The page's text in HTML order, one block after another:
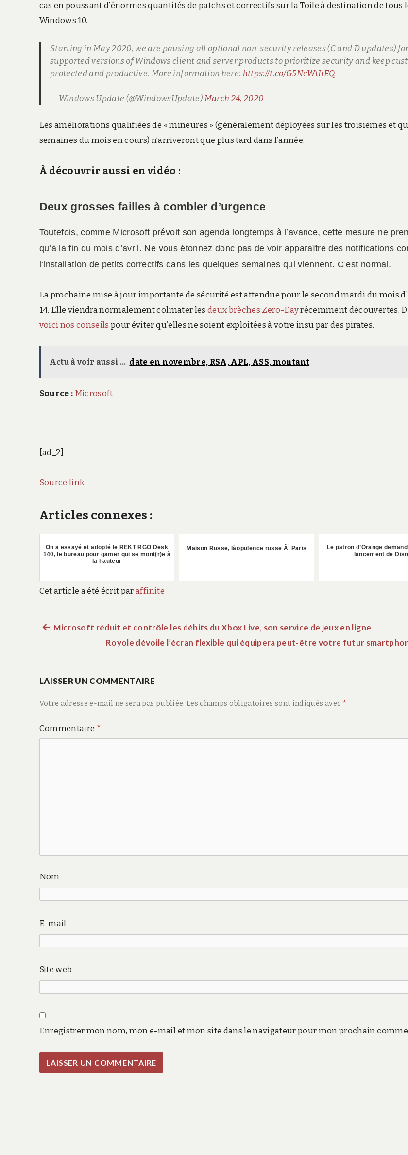
cas en poussant d’énormes quantités de patchs et correctifs sur la Toile à destination de tous
Windows 10.
Starting in May 2020, we are pausing all optional non-security releases (C and D updates)
supported versions of Windows client and server products to prioritize security and keep
protected and productive. More information here: https://t.co/G5NcWtIiEQ.
— Windows Update (@WindowsUpdate)March 24, 2020
Les améliorations qualifiées de « mineures » (généralement déployées sur les troisièmes et
semaines du mois en cours) n’arriveront que plus tard dans l’année.
À découvrir aussi en vidéo :
Deux grosses failles à combler d’urgence
Toutefois, comme Microsoft prévoit son agenda longtemps à l’avance, cette mesure ne
qu’à la fin du mois d’avril. Ne vous étonnez donc pas de voir apparaître des notifications
l’installation de petits correctifs dans les quelques semaines qui viennent. C’est normal.
La prochaine mise à jour importante de sécurité est attendue pour le second mardi du mois
14. Elle viendra normalement colmater les deux brèches Zero-Dayrécemment découvertes.
voici nos conseils pour éviter qu’elles ne soient exploitées à votre insu par des pirates.
Actu à voir aussi ... date en novembre, RSA, APL, ASS, montant
Source : Microsoft
[ad_2]
Source link
Articles connexes :
On a essayé et adopté le REKT RGO Desk
140, le bureau pour gamer qui se mont(r)e à
la hauteur
Maison Russe, lâopulence russe Ã Paris
Le patron d’Orange
lancement de
Cet article a été écrit paraffinite
Navigation
l’article
Article
Microsoft réduit et contrôle les débits du Xbox Live, son service de jeux en ligne
Royole dévoile l’écran flexible qui équipera peut-être votre futur
LAISSER UN COMMENTAIRE
Votre adresse e-mail ne sera pas publiée. Les champs obligatoires sont indiqués avec *
Commentaire *
Nom
E-mail
Site web
Enregistrer mon nom, mon e-mail et mon site dans le navigateur pour mon prochain